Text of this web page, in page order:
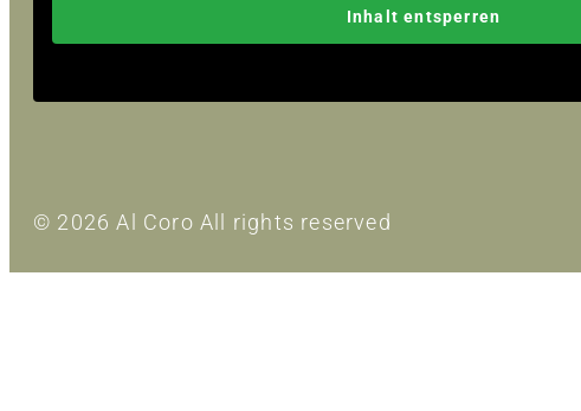
Inhalt entsperren
© 2026 Al Coro All rights reserved